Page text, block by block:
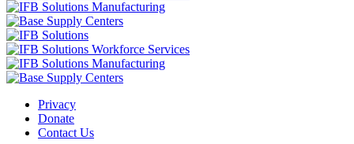
Privacy
Donate
Contact Us